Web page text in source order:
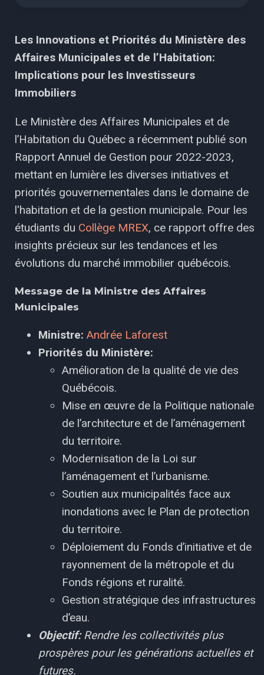
Les Innovations et Priorités du Ministère des
Affaires Municipales et de l’Habitation:
Implications pour les Investisseurs
Immobiliers
Le Ministère des Affaires Municipales et de
l’Habitation du Québec a récemment publié son
Rapport Annuel de Gestion pour 2022-2023,
mettant en lumière les diverses initiatives et
priorités gouvernementales dans le domaine de
l'habitation et de la gestion municipale. Pour les
étudiants du Collège MREX, ce rapport offre des
insights précieux sur les tendances et les
évolutions du marché immobilier québécois.
Message de la Ministre des Affaires
Municipales
Ministre: Andrée Laforest
Priorités du Ministère:
Amélioration de la qualité de vie des
Québécois.
Mise en œuvre de la Politique nationale
de l’architecture et de l’aménagement
du territoire.
Modernisation de la Loi sur
l’aménagement et l’urbanisme.
Soutien aux municipalités face aux
inondations avec le Plan de protection
du territoire.
Déploiement du Fonds d’initiative et de
rayonnement de la métropole et du
Fonds régions et ruralité.
Gestion stratégique des infrastructures
d’eau.
Objectif:Rendre les collectivités plus
prospères pour les générations actuelles et
futures.